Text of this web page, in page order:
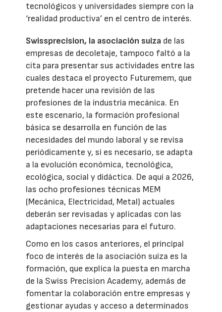
tecnológicos y universidades siempre con la
‘realidad productiva’ en el centro de interés.
Swissprecision, la asociación suiza de las
empresas de decoletaje, tampoco faltó a la
cita para presentar sus actividades entre las
cuales destaca el proyecto Futuremem, que
pretende hacer una revisión de las
profesiones de la industria mecánica. En
este escenario, la formación profesional
básica se desarrolla en función de las
necesidades del mundo laboral y se revisa
periódicamente y, si es necesario, se adapta
a la evolución económica, tecnológica,
ecológica, social y didáctica. De aquí a 2026,
las ocho profesiones técnicas MEM
(Mecánica, Electricidad, Metal) actuales
deberán ser revisadas y aplicadas con las
adaptaciones necesarias para el futuro.
Como en los casos anteriores, el principal
foco de interés de la asociación suiza es la
formación, que explica la puesta en marcha
de la Swiss Precision Academy, además de
fomentar la colaboración entre empresas y
gestionar ayudas y acceso a determinados